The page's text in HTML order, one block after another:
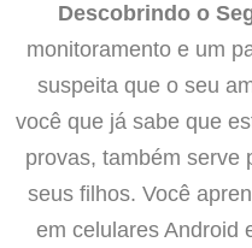
Descobrindo o
monitoramento e um
suspeita que o seu
você que já sabe que
provas, também serve
seus filhos. Você
em celulares Android